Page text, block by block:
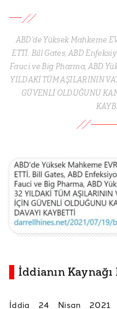
ABD'de Yüksek Mahkeme
ETTİ. Bill Gates, ABD
Fauci ve Big Pharma, ABD
YILDAKİ TÜM AŞILARININ
GÜVENLİ OLDUĞUNU
İddianın Kaynağı
İddia 24 Nisan 2021